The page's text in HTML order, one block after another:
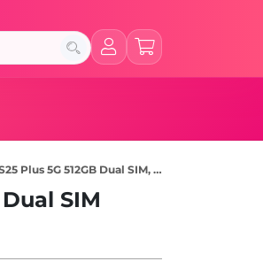
5G 512GB Dual SIM, Icyblue
SIM